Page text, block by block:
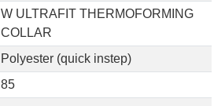
W ULTRAFIT THERMOFORMING
COLLAR
Polyester (quick instep)
85